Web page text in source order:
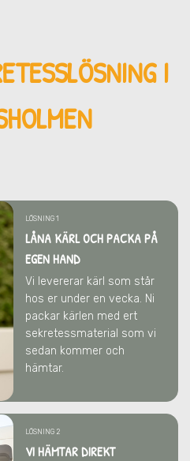
I
LÖSNING 1
LÅNA KÄRL OCH PACKA PÅ
EGEN HAND
Vi levererar kärl som står
hos er under en vecka. Ni
packar kärlen med ert
sekretessmaterial som vi
sedan kommer och
hämtar.
LÖSNING 2
VI HÄMTAR DIREKT